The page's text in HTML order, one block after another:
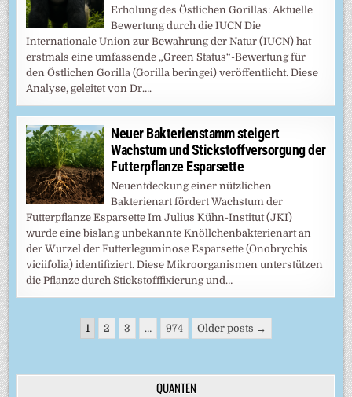
Erholung des Östlichen Gorillas: Aktuelle
Bewertung durch die IUCN Die
Internationale Union zur Bewahrung der Natur (IUCN) hat
erstmals eine umfassende „Green Status“-Bewertung für
den Östlichen Gorilla (Gorilla beringei) veröffentlicht. Diese
Analyse, geleitet von Dr….
Neuer Bakterienstamm steigert
Wachstum und Stickstoffversorgung der
Futterpflanze Esparsette
Neuentdeckung einer nützlichen
Bakterienart fördert Wachstum der
Futterpflanze Esparsette Im Julius Kühn-Institut (JKI)
wurde eine bislang unbekannte Knöllchenbakterienart an
der Wurzel der Futterleguminose Esparsette (Onobrychis
viciifolia) identifiziert. Diese Mikroorganismen unterstützen
die Pflanze durch Stickstofffixierung und…
Seitennummerierung
Beiträge
1 2 3 … 974 Older posts →
QUANTEN